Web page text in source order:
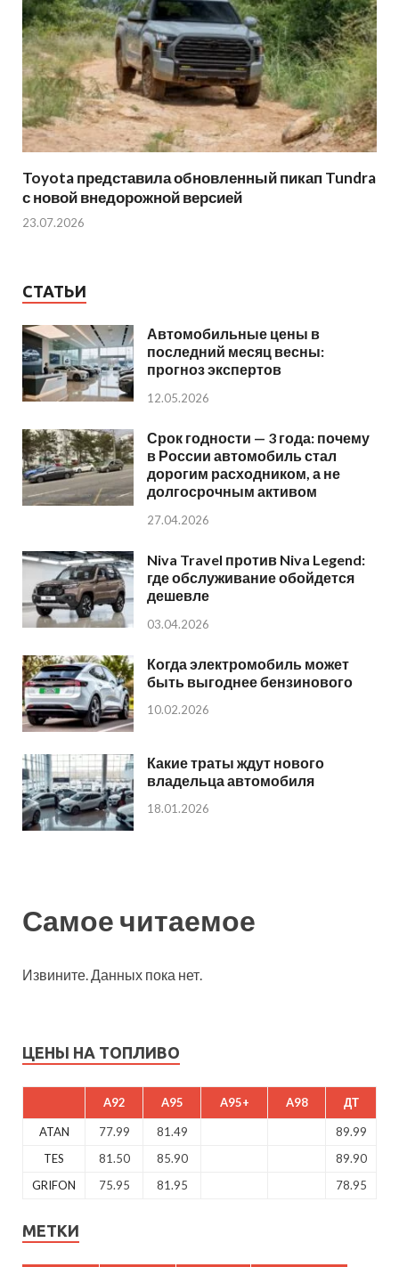
Toyota представила обновленный пикап Tundra
с новой внедорожной версией
23.07.2026
СТАТЬИ
Автомобильные цены в
последний месяц весны:
прогноз экспертов
12.05.2026
Срок годности — 3 года: почему
в России автомобиль стал
дорогим расходником, а не
долгосрочным активом
27.04.2026
Niva Travel против Niva Legend:
где обслуживание обойдется
дешевле
03.04.2026
Когда электромобиль может
быть выгоднее бензинового
10.02.2026
Какие траты ждут нового
владельца автомобиля
18.01.2026
Самое читаемое
Извините. Данных пока нет.
ЦЕНЫ НА ТОПЛИВО
A92 A95 A95+ A98 ДТ
ATAN 77.99 81.49
89.99
TES
81.50 85.90
89.90
GRIFON
75.95 81.95 78.95
МЕТКИ